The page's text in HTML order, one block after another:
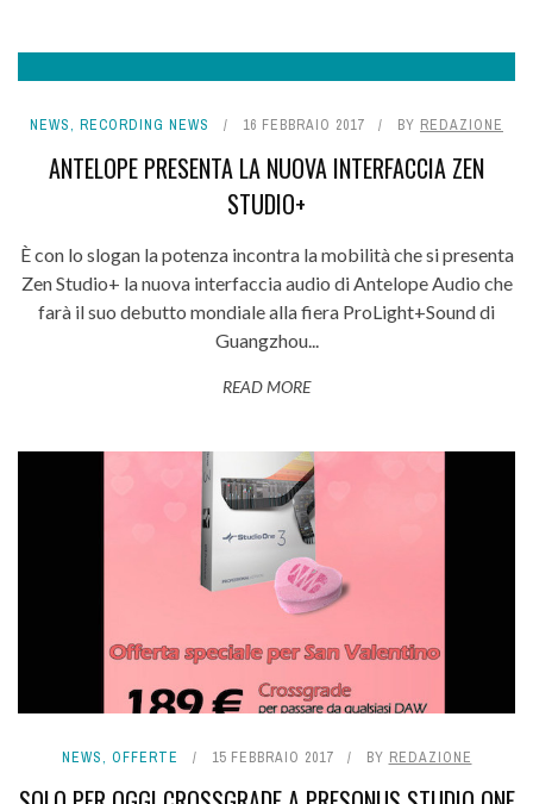
NEWS, RECORDING NEWS 16 FEBBRAIO 2017 BY REDAZIONE
ANTELOPE PRESENTA LA NUOVA INTERFACCIA ZEN
STUDIO+
È con lo slogan la potenza incontra la mobilità che si presenta
Zen Studio+ la nuova interfaccia audio di Antelope Audio che
farà il suo debutto mondiale alla fiera ProLight+Sound di
Guangzhou...
READ MORE
NEWS, OFFERTE 15 FEBBRAIO 2017 BY REDAZIONE